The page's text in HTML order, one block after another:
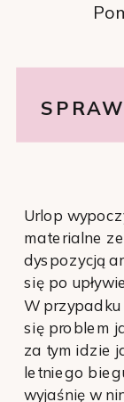
Urlop
materialne
dyspozycją
się po
W
się problem
za tym idzie
letniego
wyjaśnię w